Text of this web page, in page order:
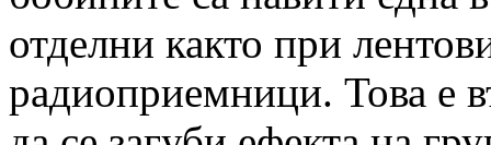
отделни както при
радиоприемници. Това е